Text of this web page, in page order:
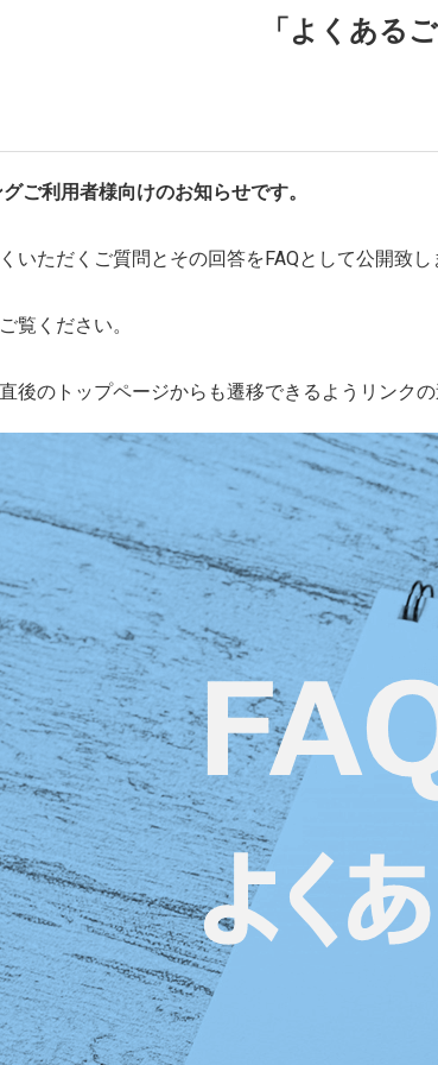
「よくある
ご利用者様向けのお知らせです。
いただくご質問とその回答をFAQとして公開致し
覧ください。
後のトップページからも遷移できるようリンク